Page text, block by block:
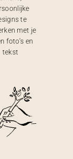
te
met je
foto’s en
tekst